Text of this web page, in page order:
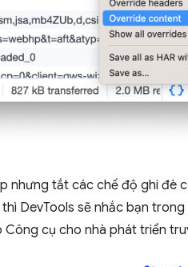
nhưng tắt các chế độ ghi đè
DevTools sẽ nhắc bạn
Công cụ cho nhà phát triển